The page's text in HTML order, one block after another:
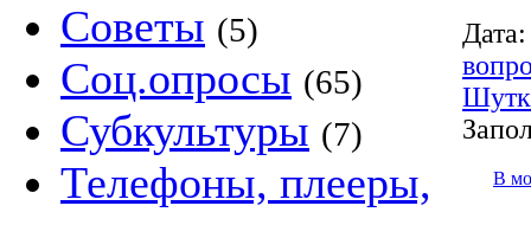
Советы (5)
Соц.опросы (65)
Субкультуры (7)
Телефоны, плееры,
Дата:
В